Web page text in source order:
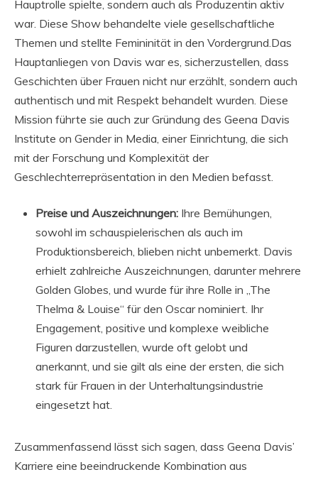
Hauptrolle spielte, sondern auch als Produzentin aktiv
war. Diese Show behandelte viele gesellschaftliche
Themen und stellte Femininität in den Vordergrund.Das
Hauptanliegen von Davis war es, sicherzustellen, dass
Geschichten über Frauen nicht nur erzählt, sondern auch
authentisch und mit Respekt behandelt wurden. Diese
Mission führte sie auch zur Gründung des Geena Davis
Institute on Gender in Media, einer Einrichtung, die sich
mit der Forschung und Komplexität der
Geschlechterrepräsentation in den Medien befasst.
Preise und Auszeichnungen: Ihre Bemühungen,
sowohl im schauspielerischen als auch im
Produktionsbereich, blieben nicht unbemerkt. Davis
erhielt zahlreiche Auszeichnungen, darunter mehrere
Golden Globes, und wurde für ihre Rolle in „The
Thelma & Louise“ für den Oscar nominiert. Ihr
Engagement, positive und komplexe weibliche
Figuren darzustellen, wurde oft gelobt und
anerkannt, und sie gilt als eine der ersten, die sich
stark für Frauen in der Unterhaltungsindustrie
eingesetzt hat.
Zusammenfassend lässt sich sagen, dass Geena Davis’
Karriere eine beeindruckende Kombination aus